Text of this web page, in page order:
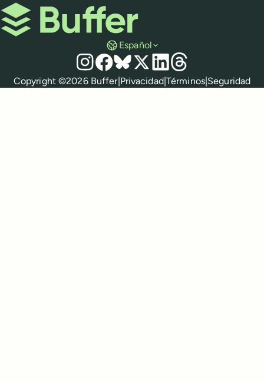
Buffer
Español
Redes sociales
Instagram
Facebook
Bluesky
X LinkedIn
Threads
Políticas
Copyright ©2026Buffer|Privacidad|Términos|Seguridad